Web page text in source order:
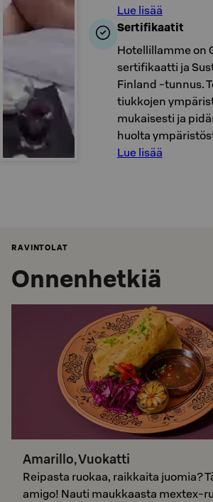
Lue lisää
Sertifikaatit
Hotellillamme on
sertifikaatti ja
Finland -tunnus.
tiukkojen
mukaisesti ja
huolta
Lue lisää
RAVINTOLAT
Onnenhetkiä
Amarillo, Vuokatti
Reipasta ruokaa, raikkaita juomia?
amigo! Nauti maukkaasta mextex-